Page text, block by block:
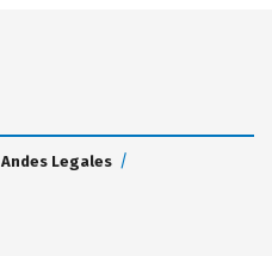
Andes Legales